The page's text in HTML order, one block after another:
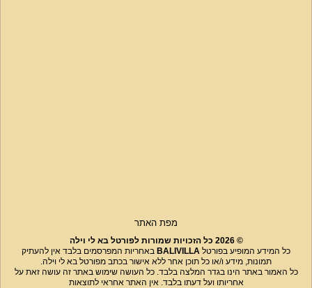
מפת האתר
© 2026 כל הזכויות שמורות לפורטל בא לי וילה
כל המידע המופיע בפורטל BALIVILLA באחריות המפרסמים בלבד אין להעתיק
תמונות, מידע ו/או כל תוכן אחר ללא אישור בכתב מפורטל בא לי וילה.
כל האמור באתר הינו בגדר המלצה בלבד. כל העושה שימוש באתר זה עושה זאת על
אחריותו ועל דעתו בלבד. אין האתר אחראי לתוצאות